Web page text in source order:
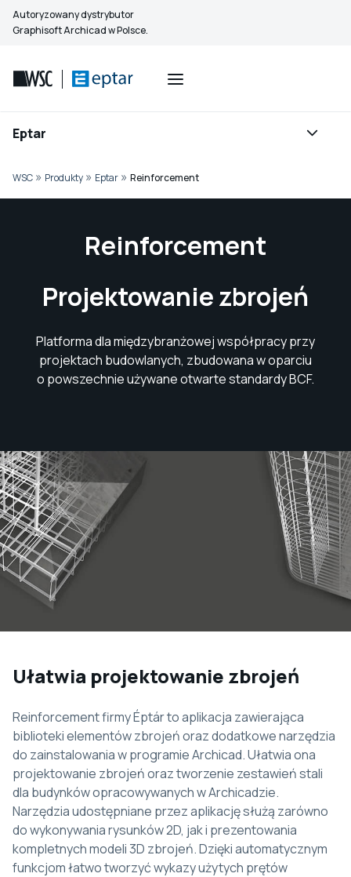
Przejdź
do
Autoryzowany dystrybutor
Graphisoft Archicad w Polsce.
Eptar
WSC » Produkty » Eptar » Reinforcement
Reinforcement
Projektowanie zbrojeń
Platforma dla międzybranżowej współpracy przy
projektach budowlanych, zbudowana w oparciu
o powszechnie używane otwarte standardy BCF.
Ułatwia projektowanie zbrojeń
Reinforcement firmy Éptár to aplikacja zawierająca
biblioteki elementów zbrojeń oraz dodatkowe narzędzia
do zainstalowania w programie Archicad. Ułatwia ona
projektowanie zbrojeń oraz tworzenie zestawień stali
dla budynków opracowywanych w Archicadzie.
Narzędzia udostępniane przez aplikację służą zarówno
do wykonywania rysunków 2D, jak i prezentowania
kompletnych modeli 3D zbrojeń. Dzięki automatycznym
funkcjom łatwo tworzyć wykazy użytych prętów